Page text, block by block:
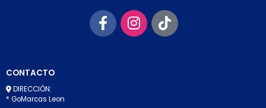
CONTACTO
DIRECCIÓN:
* GoMarcas Leon